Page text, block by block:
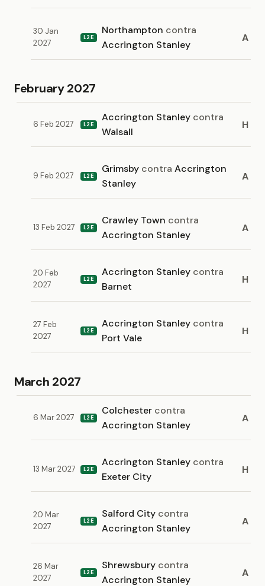
30 Jan
2027
L2E
Northampton contra
Accrington Stanley
A
February 2027
6 Feb 2027 L2E
Accrington Stanley contra
Walsall
H
9 Feb 2027 L2E
Grimsby contra Accrington
Stanley
A
13 Feb 2027 L2E
Crawley Town contra
Accrington Stanley
A
20 Feb
2027
L2E
Accrington Stanley contra
Barnet
H
27 Feb
2027
L2E
Accrington Stanley contra
Port Vale
H
March 2027
6 Mar 2027 L2E
Colchester contra
Accrington Stanley
A
13 Mar 2027 L2E
Accrington Stanley contra
Exeter City
H
20 Mar
2027
L2E
Salford City contra
Accrington Stanley
A
26 Mar
2027
L2E
Shrewsbury contra
Accrington Stanley
A